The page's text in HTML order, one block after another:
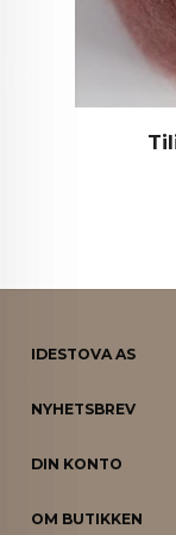
IDESTOVA AS
NYHETSBREV
DIN KONTO
OM BUTIKKEN